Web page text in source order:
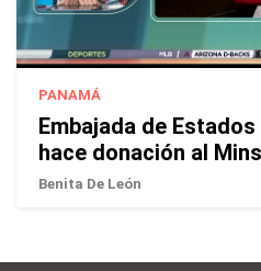
PANAMÁ
Embajada de
hace donación al
Benita De León